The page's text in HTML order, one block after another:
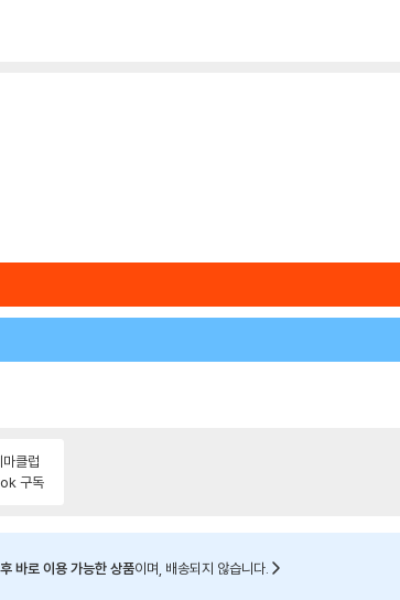
마클럽
구독
바로 이용 가능한 상품이며, 배송되지 않습니다.